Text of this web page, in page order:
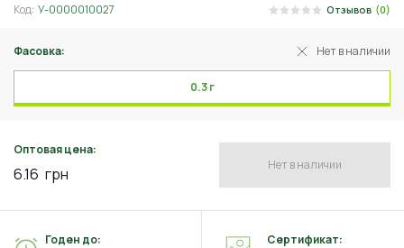
Код: У-0000010027 Отзывов (0)
Фасовка: Нет в наличии
0.3 г
Оптовая цена:
6.16 грн Нет в наличии
Годен до: Сертификат: